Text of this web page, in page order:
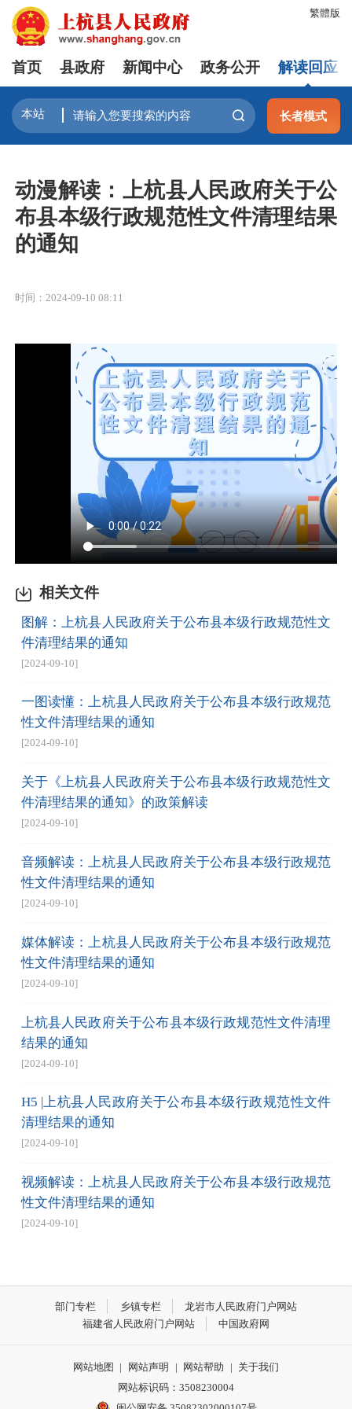
繁體版
首页 县政府 新闻中心 政务公开 解读回应
长者模式
动漫解读：上杭县人民政府关于公
布县本级行政规范性文件清理结果
的通知
时间：2024-09-10 08:11
相关文件
图解：上杭县人民政府关于公布县本级行政规范性文
件清理结果的通知
[2024-09-10]
一图读懂：上杭县人民政府关于公布县本级行政规范
性文件清理结果的通知
[2024-09-10]
关于《上杭县人民政府关于公布县本级行政规范性文
件清理结果的通知》的政策解读
[2024-09-10]
音频解读：上杭县人民政府关于公布县本级行政规范
性文件清理结果的通知
[2024-09-10]
媒体解读：上杭县人民政府关于公布县本级行政规范
性文件清理结果的通知
[2024-09-10]
上杭县人民政府关于公布县本级行政规范性文件清理
结果的通知
[2024-09-10]
H5 |上杭县人民政府关于公布县本级行政规范性文件
清理结果的通知
[2024-09-10]
视频解读：上杭县人民政府关于公布县本级行政规范
性文件清理结果的通知
[2024-09-10]
部门专栏 乡镇专栏
龙岩市人民政府门户网站
福建省人民政府门户网站
中国政府网
网站地图 | 网站声明 | 网站帮助 | 关于我们
网站标识码：3508230004